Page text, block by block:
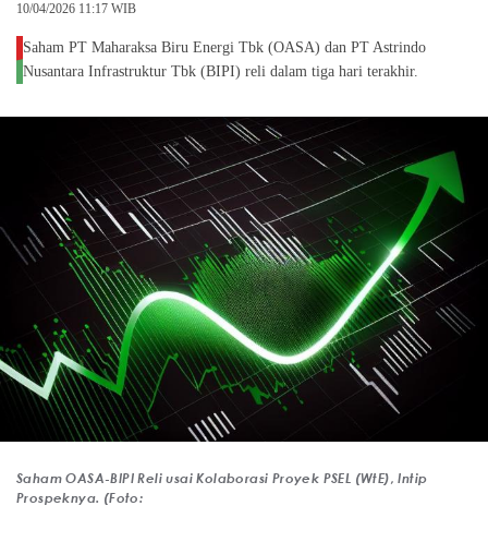
10/04/2026 11:17 WIB
Saham PT Maharaksa Biru Energi Tbk (OASA) dan PT Astrindo
Nusantara Infrastruktur Tbk (BIPI) reli dalam tiga hari terakhir.
Saham OASA-BIPI Reli usai Kolaborasi Proyek PSEL (WtE), Intip
Prospeknya. (Foto: